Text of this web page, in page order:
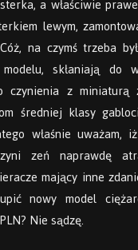
lewym,
na czymś trzeba
modelu, skłaniają do
czynienia z miniaturą
średniej klasy
właśnie uważam,
zeń naprawdę
mający inne
nowy model
Nie sądzę.